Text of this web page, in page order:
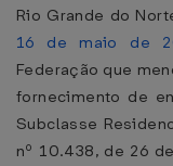
Rio Grande do
16 de maio de
Federação que
fornecimento de
Subclasse
nº 10.438, de 26